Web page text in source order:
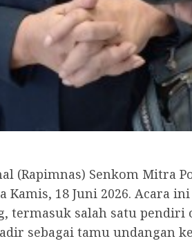
(Rapimnas) Senkom Mitra
Kamis, 18 Juni 2026. Acara
termasuk salah satu pendiri
sebagai tamu undangan